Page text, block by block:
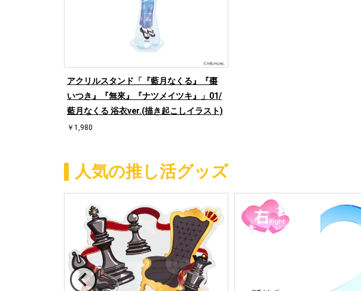
アクリルスタンド「『藍月なくる』『棗
いつき』『無來』『ナツメイツキ』」01/
藍月なくる 浴衣ver.(描き起こしイラスト)
￥1,980
人気の推し活グッズ